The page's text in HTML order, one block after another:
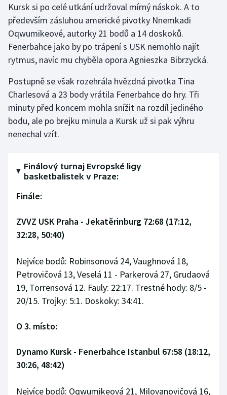
Kursk si po celé utkání udržoval mírný náskok. A to
především zásluhou americké pivotky Nnemkadi
Oqwumikeové, autorky 21 bodů a 14 doskoků.
Fenerbahce jako by po trápení s USK nemohlo najít
rytmus, navíc mu chyběla opora Agnieszka Bibrzycká.
Postupně se však rozehrála hvězdná pivotka Tina
Charlesová a 23 body vrátila Fenerbahce do hry. Tři
minuty před koncem mohla snížit na rozdíl jediného
bodu, ale po brejku minula a Kursk už si pak výhru
nenechal vzít.
Finálový turnaj Evropské ligy
basketbalistek v Praze:
Finále:
ZVVZ USK Praha - Jekatěrinburg 72:68 (17:12,
32:28, 50:40)
Nejvíce bodů: Robinsonová 24, Vaughnová 18,
Petrovičová 13, Veselá 11 - Parkerová 27, Grudaová
19, Torrensová 12. Fauly: 22:17. Trestné hody: 8/5 -
20/15. Trojky: 5:1. Doskoky: 34:41.
O 3. místo:
Dynamo Kursk - Fenerbahce Istanbul 67:58 (18:12,
30:26, 48:42)
Nejvíce bodů: Oqwumikeová 21, Milovanovičová 16,